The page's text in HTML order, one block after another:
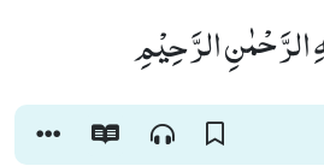
الرَّحْمٰنِ الرَّحِیْمِ